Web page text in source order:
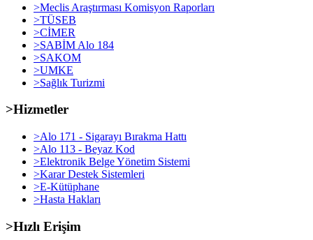
>Meclis Araştırması Komisyon Raporları
>TÜSEB
>CİMER
>SABİM Alo 184
>SAKOM
>UMKE
>Sağlık Turizmi
>Hizmetler
>Alo 171 - Sigarayı Bırakma Hattı
>Alo 113 - Beyaz Kod
>Elektronik Belge Yönetim Sistemi
>Karar Destek Sistemleri
>E-Kütüphane
>Hasta Hakları
>Hızlı Erişim